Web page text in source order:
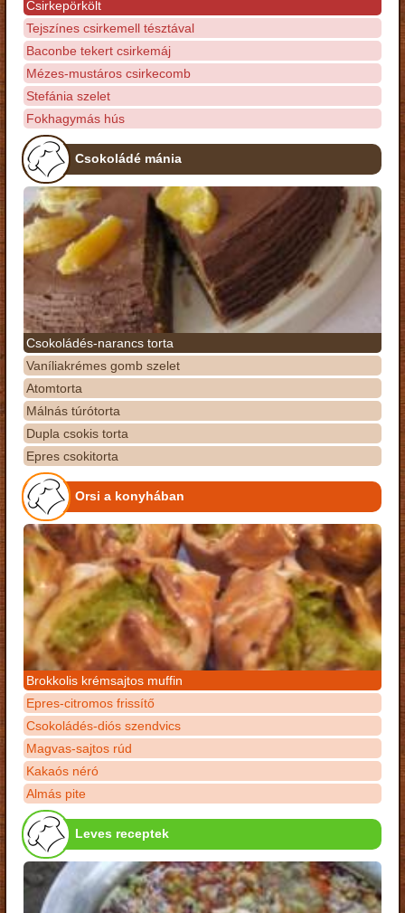
Csirkepörkölt
Tejszínes csirkemell tésztával
Baconbe tekert csirkemáj
Mézes-mustáros csirkecomb
Stefánia szelet
Fokhagymás hús
Csokoládé mánia
Csokoládés-narancs torta
Vaníliakrémes gomb szelet
Atomtorta
Málnás túrótorta
Dupla csokis torta
Epres csokitorta
Orsi a konyhában
Brokkolis krémsajtos muffin
Epres-citromos frissítő
Csokoládés-diós szendvics
Magvas-sajtos rúd
Kakaós néró
Almás pite
Leves receptek